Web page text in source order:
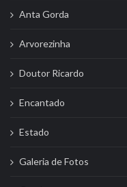
Anta Gorda
Arvorezinha
Doutor Ricardo
Encantado
Estado
Galeria de Fotos